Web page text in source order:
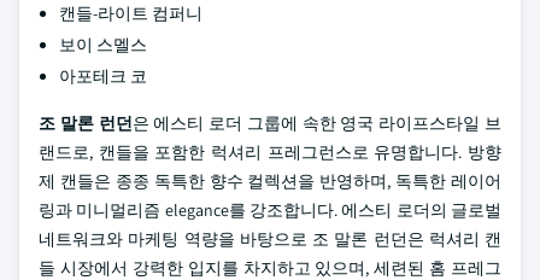
캔들-라이트 컴퍼니
보이 스멜스
아포테크 코
조 말론 런던은 에스티 로더 그룹에 속한 영국 라이프스타일 브
랜드로, 캔들을 포함한 럭셔리 프레그런스로 유명합니다. 방향
제 캔들은 종종 독특한 향수 컬렉션을 반영하며, 독특한 레이어
링과 미니멀리즘 elegance를 강조합니다. 에스티 로더의 글로벌
네트워크와 마케팅 역량을 바탕으로 조 말론 런던은 럭셔리 캔
들 시장에서 강력한 입지를 차지하고 있으며, 세련된 홈 프레그